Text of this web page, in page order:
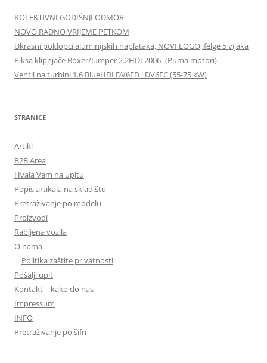
KOLEKTIVNI GODIŠNJI ODMOR
NOVO RADNO VRIJEME PETKOM
Ukrasni poklopci aluminijskih naplataka, NOVI LOGO, felge 5 vijaka
Piksa klipnjače Boxer/Jumper 2.2HDI 2006- (Puma motori)
Ventil na turbini 1.6 BlueHDI DV6FD i DV6FC (55-75 kW)
STRANICE
Artikl
B2B Area
Hvala Vam na upitu
Popis artikala na skladištu
Pretraživanje po modelu
Proizvodi
Rabljena vozila
O nama
Politika zaštite privatnosti
Pošalji upit
Kontakt – kako do nas
Impressum
INFO
Pretraživanje po šifri